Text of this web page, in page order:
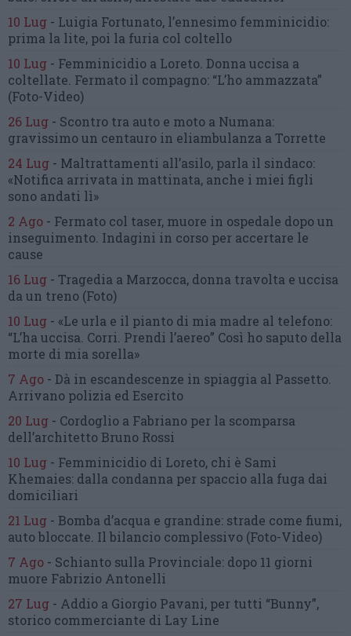
10 Lug - Luigia Fortunato, l’ennesimo femminicidio:
prima la lite, poi la furia col coltello
10 Lug - Femminicidio a Loreto. Donna uccisa a
coltellate. Fermato il compagno: “L’ho ammazzata”
(Foto-Video)
26 Lug - Scontro tra auto e moto a Numana:
gravissimo un centauro in eliambulanza a Torrette
24 Lug - Maltrattamenti all’asilo, parla il sindaco:
«Notifica arrivata in mattinata, anche i miei figli
sono andati lì»
2 Ago - Fermato col taser, muore in ospedale dopo un
inseguimento. Indagini in corso per accertare le
cause
16 Lug - Tragedia a Marzocca, donna travolta e uccisa
da un treno (Foto)
10 Lug - «Le urla e il pianto di mia madre al telefono:
“L’ha uccisa. Corri. Prendi l’aereo” Così ho saputo della
morte di mia sorella»
7 Ago - Dà in escandescenze in spiaggia al Passetto.
Arrivano polizia ed Esercito
20 Lug - Cordoglio a Fabriano per la scomparsa
dell’architetto Bruno Rossi
10 Lug - Femminicidio di Loreto, chi è Sami
Khemaies: dalla condanna per spaccio alla fuga dai
domiciliari
21 Lug - Bomba d’acqua e grandine: strade come fiumi,
auto bloccate. Il bilancio complessivo (Foto-Video)
7 Ago - Schianto sulla Provinciale: dopo 11 giorni
muore Fabrizio Antonelli
27 Lug - Addio a Giorgio Pavani, per tutti “Bunny”,
storico commerciante di Lay Line